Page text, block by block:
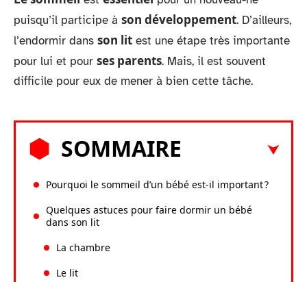
puisqu’il participe à son développement. D’ailleurs,
l’endormir dans son lit est une étape très importante
pour lui et pour ses parents. Mais, il est souvent
difficile pour eux de mener à bien cette tâche.
SOMMAIRE
Pourquoi le sommeil d’un bébé est-il important ?
Quelques astuces pour faire dormir un bébé
dans son lit
La chambre
Le lit